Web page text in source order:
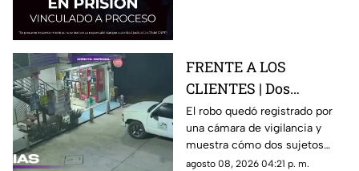
FRENTE A LOS
CLIENTES | Dos
hombres enc4ñonan a
conductor y se llevan
su camioneta
El robo quedó registrado por
una cámara de vigilancia y
muestra cómo dos sujetos
obligaron a un conductor y a
agosto 08, 2026 04:21 p. m.